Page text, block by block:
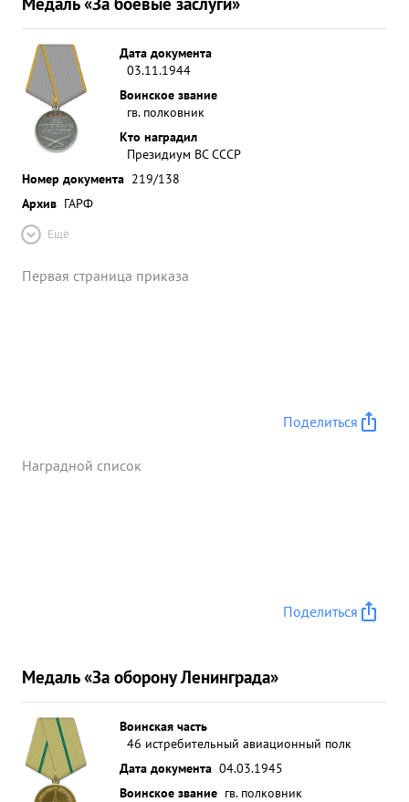
Дата документа
03.11.1944
Воинское звание
гв. полковник
Кто наградил
Президиум ВС СССР
Номер документа 219/138
Архив ГАРФ
Ещё
Первая страница приказа
Поделиться
Наградной список
Поделиться
Медаль «За оборону Ленинграда»
Воинская часть
46 истребительный авиационный полк
Дата документа 04.03.1945
Воинское звание гв. полковник